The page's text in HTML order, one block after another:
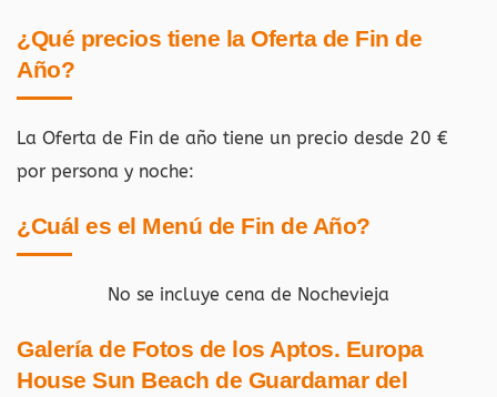
¿Qué precios tiene la Oferta de Fin de
Año?
La Oferta de Fin de año tiene un precio desde 20 €
por persona y noche:
¿Cuál es el Menú de Fin de Año?
No se incluye cena de Nochevieja
Galería de Fotos de los Aptos. Europa
House Sun Beach de Guardamar del